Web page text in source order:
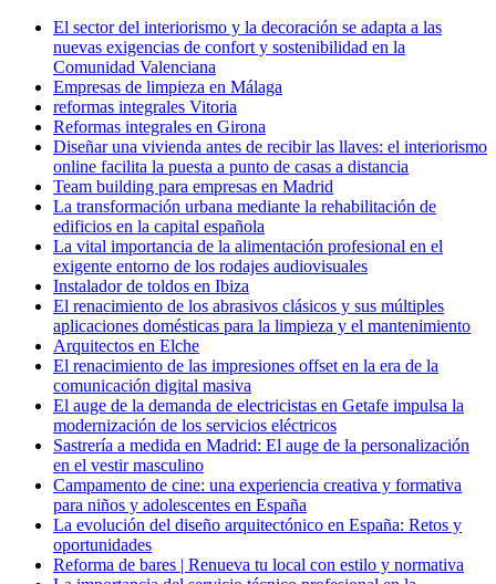
El sector del interiorismo y la decoración se adapta a las
nuevas exigencias de confort y sostenibilidad en la
Comunidad Valenciana
Empresas de limpieza en Málaga
reformas integrales Vitoria
Reformas integrales en Girona
Diseñar una vivienda antes de recibir las llaves: el interiorismo
online facilita la puesta a punto de casas a distancia
Team building para empresas en Madrid
La transformación urbana mediante la rehabilitación de
edificios en la capital española
La vital importancia de la alimentación profesional en el
exigente entorno de los rodajes audiovisuales
Instalador de toldos en Ibiza
El renacimiento de los abrasivos clásicos y sus múltiples
aplicaciones domésticas para la limpieza y el mantenimiento
Arquitectos en Elche
El renacimiento de las impresiones offset en la era de la
comunicación digital masiva
El auge de la demanda de electricistas en Getafe impulsa la
modernización de los servicios eléctricos
Sastrería a medida en Madrid: El auge de la personalización
en el vestir masculino
Campamento de cine: una experiencia creativa y formativa
para niños y adolescentes en España
La evolución del diseño arquitectónico en España: Retos y
oportunidades
Reforma de bares | Renueva tu local con estilo y normativa